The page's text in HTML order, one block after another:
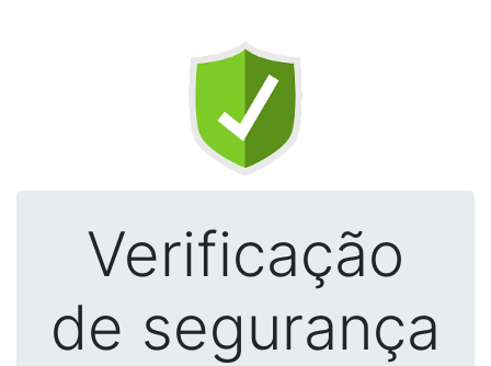
Verificação
de segurança